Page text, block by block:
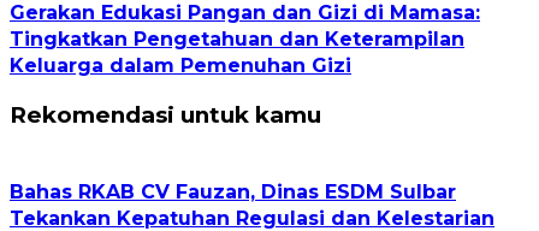
Gerakan Edukasi Pangan dan Gizi di Mamasa:
Tingkatkan Pengetahuan dan Keterampilan
Keluarga dalam Pemenuhan Gizi
Rekomendasi untuk kamu
Bahas RKAB CV Fauzan, Dinas ESDM Sulbar
Tekankan Kepatuhan Regulasi dan Kelestarian